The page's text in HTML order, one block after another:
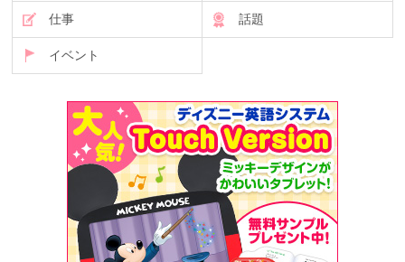
仕事 話題
イベント